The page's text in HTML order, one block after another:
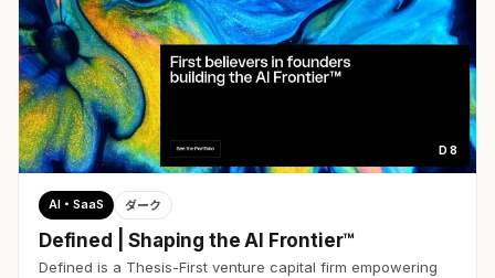
D 8
AI・SaaS ダーク
Defined | Shaping the AI Frontier™
Defined is a Thesis-First venture capital firm empowering